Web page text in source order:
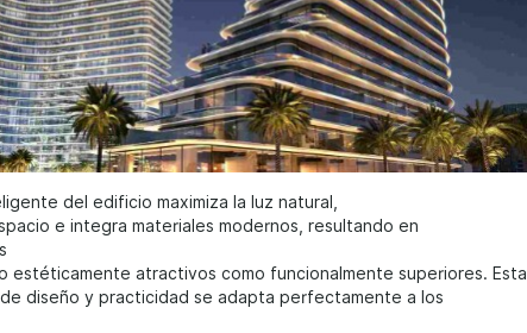
del edificio maximiza la luz natural,
e integra materiales modernos, resultando en
estéticamente atractivos como funcionalmente superiores. Esta
diseño y practicidad se adapta perfectamente a los